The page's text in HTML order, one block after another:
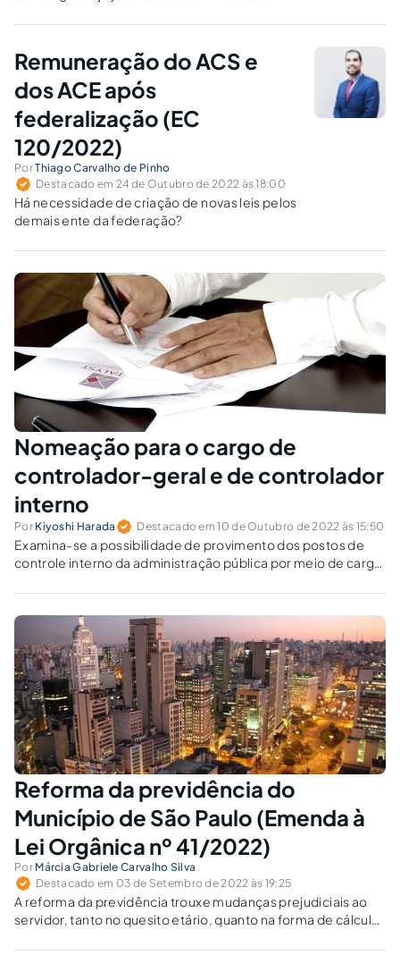
mesmo em cota mínima.
Remuneração do ACS e
dos ACE após
federalização (EC
120/2022)
PorThiago Carvalho de Pinho
Destacado em 24 de Outubro de 2022 às 18:00
Há necessidade de criação de novas leis pelos
demais ente da federação?
Nomeação para o cargo de
controlador-geral e de controlador
interno
Por Kiyoshi Harada Destacado em 10 de Outubro de 2022 às 15:50
Examina-se a possibilidade de provimento dos postos de
controle interno da administração pública por meio de cargo
Reforma da previdência do
Município de São Paulo (Emenda à
Lei Orgânica nº 41/2022)
Por Márcia Gabriele Carvalho Silva
Destacado em 03 de Setembro de 2022 às 19:25
A reforma da previdência trouxe mudanças prejudiciais ao
servidor, tanto no quesito etário, quanto na forma de cálculo